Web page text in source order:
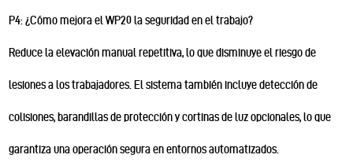
P4: ¿Cómo mejora el WP20 la seguridad en el trabajo?
Reduce la elevación manual repetitiva, lo que disminuye el riesgo de
lesiones a los trabajadores. El sistema también incluye detección de
colisiones, barandillas de protección y cortinas de luz opcionales, lo que
garantiza una operación segura en entornos automatizados.